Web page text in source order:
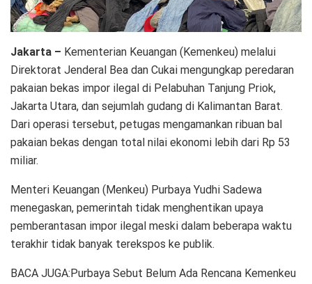
Jakarta – Kementerian Keuangan (Kemenkeu) melalui
Direktorat Jenderal Bea dan Cukai mengungkap peredaran
pakaian bekas impor ilegal di Pelabuhan Tanjung Priok,
Jakarta Utara, dan sejumlah gudang di Kalimantan Barat.
Dari operasi tersebut, petugas mengamankan ribuan bal
pakaian bekas dengan total nilai ekonomi lebih dari Rp 53
miliar.
Menteri Keuangan (Menkeu) Purbaya Yudhi Sadewa
menegaskan, pemerintah tidak menghentikan upaya
pemberantasan impor ilegal meski dalam beberapa waktu
terakhir tidak banyak terekspos ke publik.
BACA JUGA:Purbaya Sebut Belum Ada Rencana Kemenkeu